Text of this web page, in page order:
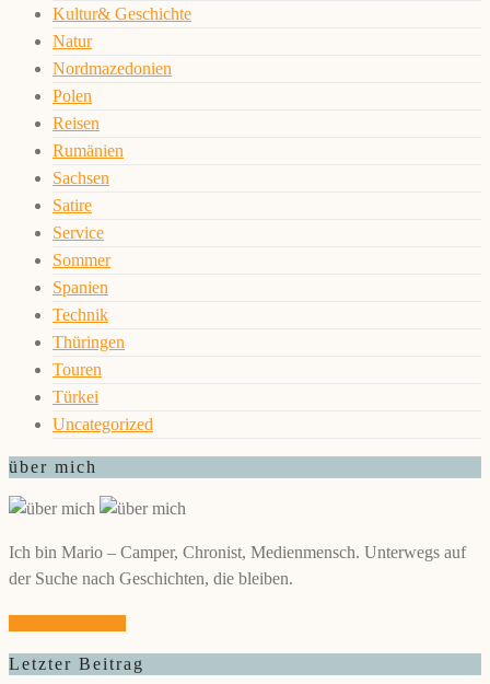
Kultur& Geschichte
Natur
Nordmazedonien
Polen
Reisen
Rumänien
Sachsen
Satire
Service
Sommer
Spanien
Technik
Thüringen
Touren
Türkei
Uncategorized
über mich
Ich bin Mario – Camper, Chronist, Medienmensch. Unterwegs auf
der Suche nach Geschichten, die bleiben.
Letzter Beitrag